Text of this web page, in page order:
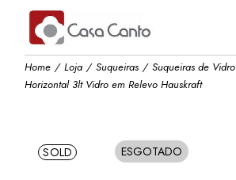
content
Home Loja Suqueiras Suqueiras de Vidro
Horizontal 3lt Vidro em Relevo Hauskraft
SOLD ESGOTADO